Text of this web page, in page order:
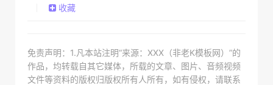
收藏
免责声明：1.凡本站注明“来源：XXX（非老K模板网）”的
作品，均转载自其它媒体，所载的文章、图片、音频视频
文件等资料的版权归版权所有人所有，如有侵权，请联系